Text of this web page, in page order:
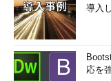
現在、岡島氏がディ
Fukui」は、アジャイ
導入
応を